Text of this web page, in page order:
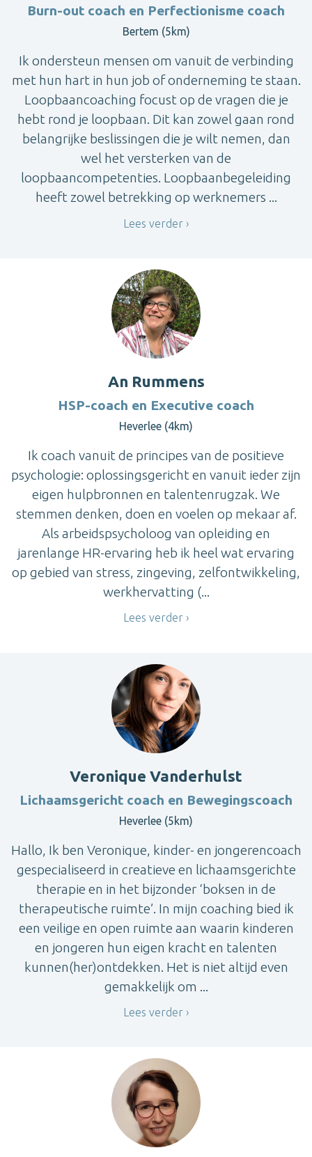
Burn-out coach en Perfectionisme coach
Bertem (5km)
Ik ondersteun mensen om vanuit de verbinding
met hun hart in hun job of onderneming te staan.
Loopbaancoaching focust op de vragen die je
hebt rond je loopbaan. Dit kan zowel gaan rond
belangrijke beslissingen die je wilt nemen, dan
wel het versterken van de
loopbaancompetenties. Loopbaanbegeleiding
heeft zowel betrekking op werknemers ...
Lees verder
An Rummens
HSP-coach en Executive coach
Heverlee (4km)
Ik coach vanuit de principes van de positieve
psychologie: oplossingsgericht en vanuit ieder zijn
eigen hulpbronnen en talentenrugzak. We
stemmen denken, doen en voelen op mekaar af.
Als arbeidspsycholoog van opleiding en
jarenlange HR-ervaring heb ik heel wat ervaring
op gebied van stress, zingeving, zelfontwikkeling,
werkhervatting (...
Lees verder
Veronique Vanderhulst
Lichaamsgericht coach en Bewegingscoach
Heverlee (5km)
Hallo, Ik ben Veronique, kinder- en jongerencoach
gespecialiseerd in creatieve en lichaamsgerichte
therapie en in het bijzonder ‘boksen in de
therapeutische ruimte’. In mijn coaching bied ik
een veilige en open ruimte aan waarin kinderen
en jongeren hun eigen kracht en talenten
kunnen(her)ontdekken. Het is niet altijd even
gemakkelijk om ...
Lees verder